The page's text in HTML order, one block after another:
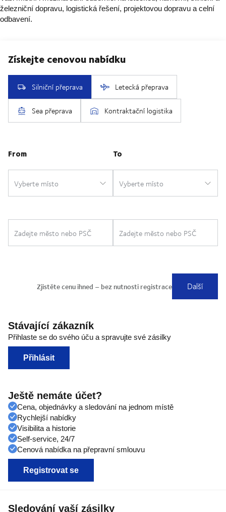
železniční dopravu, logistická řešení, projektovou dopravu a celní
odbavení.
Stávající zákazník
Přihlaste se do svého úču a spravujte své zásilky
Přihlásit
Ještě nemáte účet?
Cena, objednávky a sledování na jednom místě
Rychlejší nabídky
Visibilita a historie
Self-service, 24/7
Cenová nabídka na přepravní smlouvu
Registrovat se
Sledování vaší zásilky